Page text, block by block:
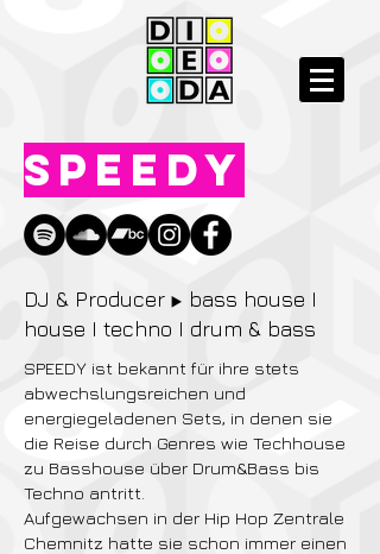
SPEEDY
DJ & Producer ▶️ bass house I
house I techno I drum & bass
SPEEDY ist bekannt für ihre stets
abwechslungsreichen und
energiegeladenen Sets, in denen sie
die Reise durch Genres wie Techhouse
zu Basshouse über Drum&Bass bis
Techno antritt.
Aufgewachsen in der Hip Hop Zentrale
Chemnitz hatte sie schon immer einen